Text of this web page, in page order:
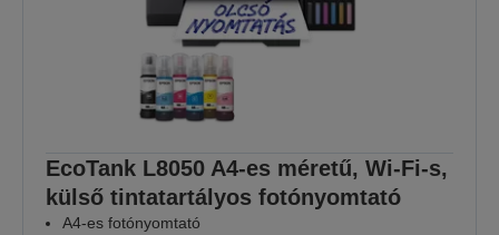
EcoTank L8050 A4-es méretű, Wi-Fi-s,
külső tintatartályos fotónyomtató
A4-es fotónyomtató